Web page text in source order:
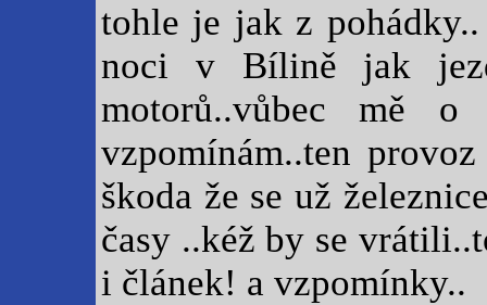
tohle je jak z
noci v Bílině jak
motorů..vůbec mě
vzpomínám..ten
škoda že se už
časy ..kéž by se
i článek! a vzpomínky..